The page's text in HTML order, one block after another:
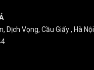
Dịch Vọng, Cầu Giấy , Hà Nội